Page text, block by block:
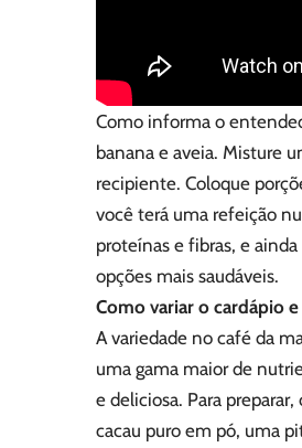
Como informa o
banana e aveia. Misture
recipiente. Coloque
você terá uma refeição
proteínas e fibras, e
opções mais saudáveis.
Como variar o cardápio
A variedade no café da
uma gama maior de
e deliciosa. Para
cacau puro em pó, uma